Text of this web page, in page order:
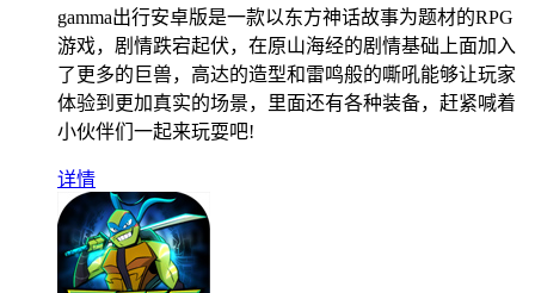
gamma出行安卓版是一款以东方神话故事为题材的RPG
游戏，剧情跌宕起伏，在原山海经的剧情基础上面加入
了更多的巨兽，高达的造型和雷鸣般的嘶吼能够让玩家
体验到更加真实的场景，里面还有各种装备，赶紧喊着
小伙伴们一起来玩耍吧!
详情